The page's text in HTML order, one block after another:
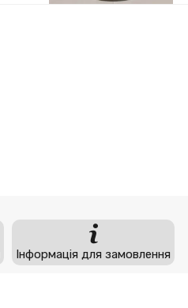
Інформація для замовлення